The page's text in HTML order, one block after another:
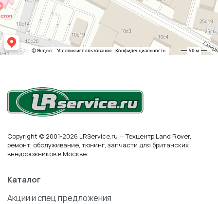
Copyright © 2001-2026 LRService.ru — Техцентр Land Rover,
ремонт, обслуживание, тюнинг, запчасти для британских
внедорожников в Москве.
Каталог
Акции и спец предложения